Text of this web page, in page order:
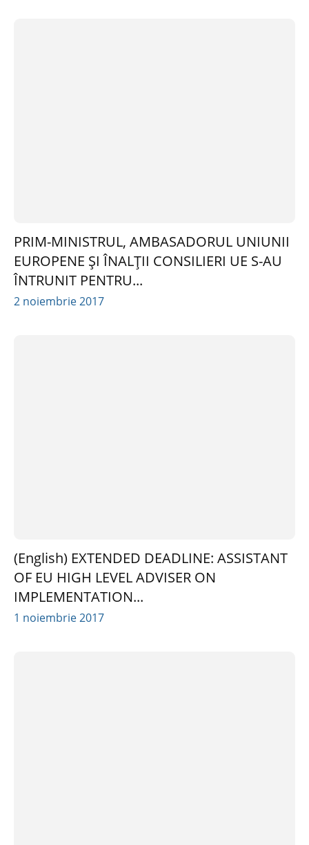
PRIM-MINISTRUL, AMBASADORUL UNIUNII
EUROPENE ȘI ÎNALȚII CONSILIERI UE S-AU
ÎNTRUNIT PENTRU...
2 noiembrie 2017
(English) EXTENDED DEADLINE: ASSISTANT
OF EU HIGH LEVEL ADVISER ON
IMPLEMENTATION...
1 noiembrie 2017